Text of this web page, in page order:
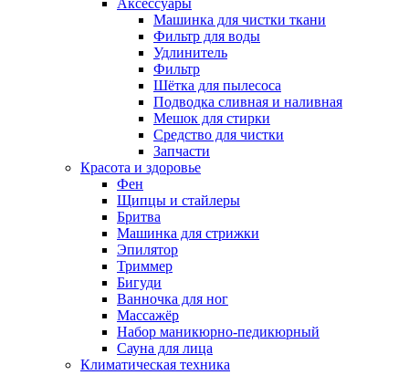
Аксессуары
Машинка для чистки ткани
Фильтр для воды
Удлинитель
Фильтр
Шётка для пылесоса
Подводка сливная и наливная
Мешок для стирки
Средство для чистки
Запчасти
Красота и здоровье
Фен
Щипцы и стайлеры
Бритва
Машинка для стрижки
Эпилятор
Триммер
Бигуди
Ванночка для ног
Массажёр
Набор маникюрно-педикюрный
Сауна для лица
Климатическая техника